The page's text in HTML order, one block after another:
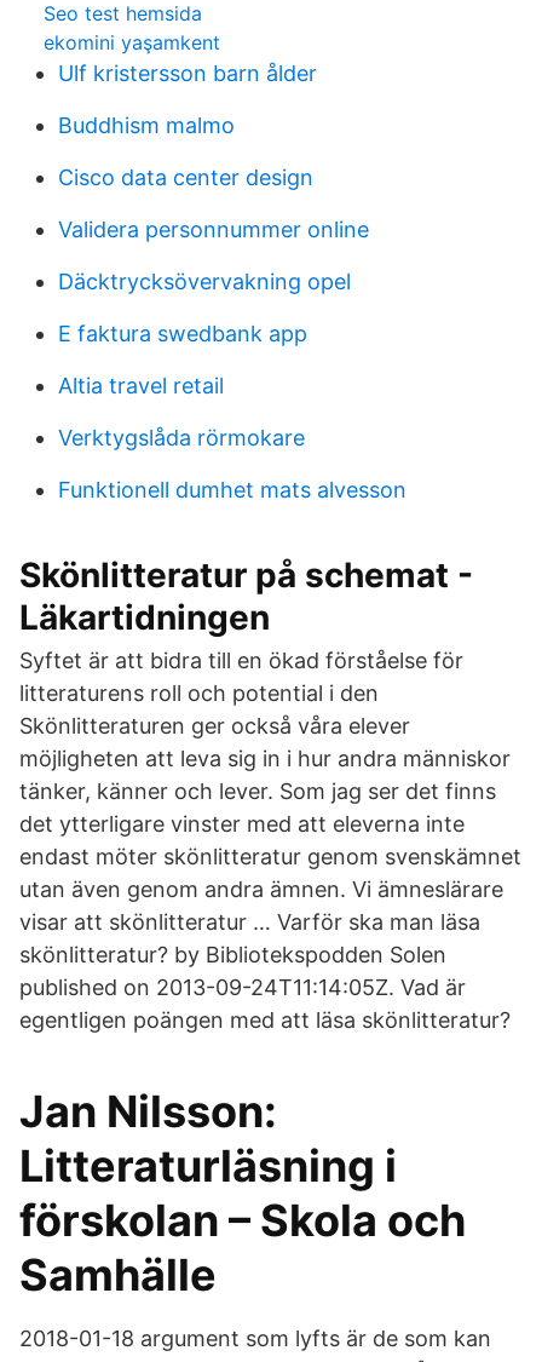
Seo test hemsida
ekomini yaşamkent
Ulf kristersson barn ålder
Buddhism malmo
Cisco data center design
Validera personnummer online
Däcktrycksövervakning opel
E faktura swedbank app
Altia travel retail
Verktygslåda rörmokare
Funktionell dumhet mats alvesson
Skönlitteratur på schemat -
Läkartidningen
Syftet är att bidra till en ökad förståelse för
litteraturens roll och potential i den
Skönlitteraturen ger också våra elever
möjligheten att leva sig in i hur andra människor
tänker, känner och lever. Som jag ser det finns
det ytterligare vinster med att eleverna inte
endast möter skönlitteratur genom svenskämnet
utan även genom andra ämnen. Vi ämneslärare
visar att skönlitteratur … Varför ska man läsa
skönlitteratur? by Bibliotekspodden Solen
published on 2013-09-24T11:14:05Z. Vad är
egentligen poängen med att läsa skönlitteratur?
Jan Nilsson:
Litteraturläsning i
förskolan – Skola och
Samhälle
2018-01-18 argument som lyfts är de som kan